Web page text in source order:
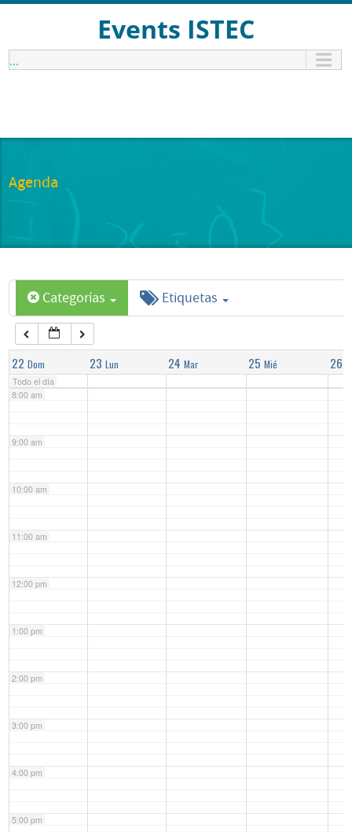
Events ISTEC
...
Agenda
Categorías Etiquetas
22 Dom 23 Lun 24 Mar 25 Mié 26
Todo el día
1:00 am
6:00 am
7:00 am
8:00 am
9:00 am
10:00 am
11:00 am
12:00 pm
1:00 pm
2:00 pm
3:00 pm
4:00 pm
5:00 pm